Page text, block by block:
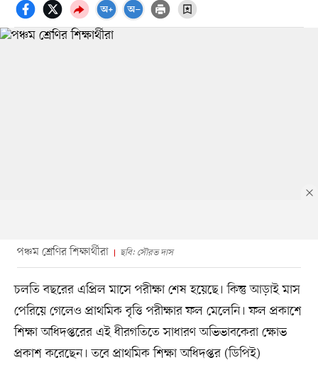
পঞ্চম শ্রেণির শিক্ষার্থীরা ছবি: সৌরভ দাস
চলতি বছরের এপ্রিল মাসে পরীক্ষা শেষ হয়েছে। কিন্তু আড়াই মাস
পেরিয়ে গেলেও প্রাথমিক বৃত্তি পরীক্ষার ফল মেলেনি। ফল প্রকাশে
শিক্ষা অধিদপ্তরের এই ধীরগতিতে সাধারণ অভিভাবকেরা ক্ষোভ
প্রকাশ করেছেন। তবে প্রাথমিক শিক্ষা অধিদপ্তর (ডিপিই)